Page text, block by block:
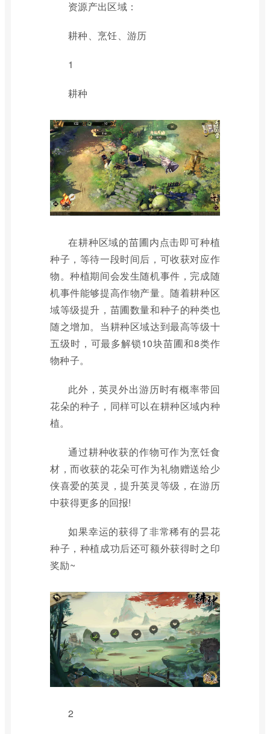
资源产出区域：
耕种、烹饪、游历
1
耕种
在耕种区域的苗圃内点击即可种植
种子，等待一段时间后，可收获对应作
物。种植期间会发生随机事件，完成随
机事件能够提高作物产量。随着耕种区
域等级提升，苗圃数量和种子的种类也
随之增加。当耕种区域达到最高等级十
五级时，可最多解锁10块苗圃和8类作
物种子。
此外，英灵外出游历时有概率带回
花朵的种子，同样可以在耕种区域内种
植。
通过耕种收获的作物可作为烹饪食
材，而收获的花朵可作为礼物赠送给少
侠喜爱的英灵，提升英灵等级，在游历
中获得更多的回报!
如果幸运的获得了非常稀有的昙花
种子，种植成功后还可额外获得时之印
奖励~
2